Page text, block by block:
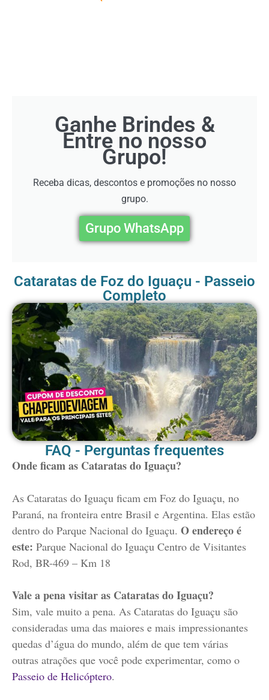
Ganhe Brindes &
Entre no nosso
Grupo!
Receba dicas, descontos e promoções no nosso
grupo.
Grupo WhatsApp
Cataratas de Foz do Iguaçu - Passeio
Completo
FAQ - Perguntas frequentes
Onde ficam as Cataratas do Iguaçu?
As Cataratas do Iguaçu ficam em Foz do Iguaçu, no
Paraná, na fronteira entre Brasil e Argentina. Elas estão
dentro do Parque Nacional do Iguaçu. O endereço é
este: Parque Nacional do Iguaçu Centro de Visitantes
Rod, BR-469 – Km 18
Vale a pena visitar as Cataratas do Iguaçu?
Sim, vale muito a pena. As Cataratas do Iguaçu são
consideradas uma das maiores e mais impressionantes
quedas d’água do mundo, além de que tem várias
outras atrações que você pode experimentar, como o
Passeio de Helicóptero.